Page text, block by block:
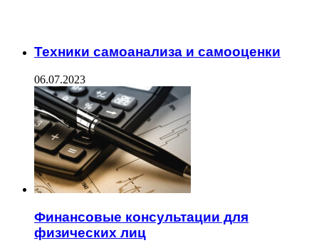
Техники самоанализа и самооценки
06.07.2023
Финансовые консультации для
физических лиц